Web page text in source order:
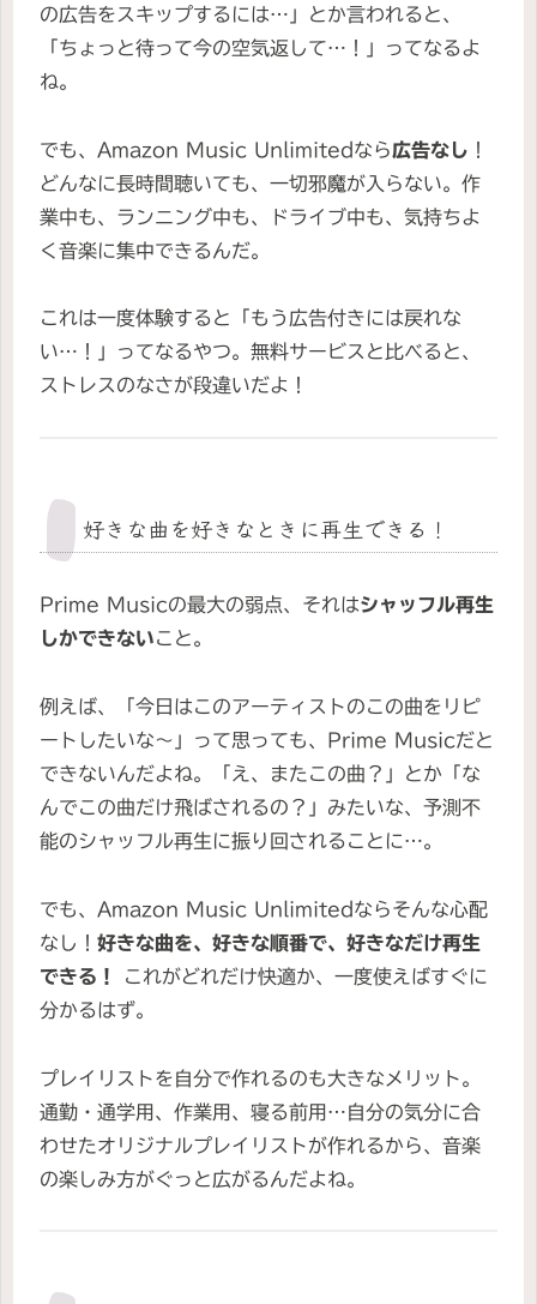
の広告をスキップするには…」とか言われると、
「ちょっと待って今の空気返して…！」ってなるよ
ね。
でも、Amazon Music Unlimitedなら広告なし ！
どんなに長時間聴いても、一切邪魔が入らない。作
業中も、ランニング中も、ドライブ中も、気持ちよ
く音楽に集中できるんだ。
これは一度体験すると「もう広告付きには戻れな
い…！」ってなるやつ。無料サービスと比べると、
ストレスのなさが段違いだよ！
好きな曲を好きなときに再生できる！
Prime Musicの最大の弱点、それはシャッフル再生
しかできないこと。
例えば、「今日はこのアーティストのこの曲をリピ
ートしたいな～」って思っても、Prime Musicだと
できないんだよね。「え、またこの曲？」とか「な
んでこの曲だけ飛ばされるの？」みたいな、予測不
能のシャッフル再生に振り回されることに…。
でも、Amazon Music Unlimitedならそんな心配
なし！ 好きな曲を、好きな順番で、好きなだけ再生
できる！
これがどれだけ快適か、一度使えばすぐに
分かるはず。
プレイリストを自分で作れるのも大きなメリット。
通勤・通学用、作業用、寝る前用…自分の気分に合
わせたオリジナルプレイリストが作れるから、音楽
の楽しみ方がぐっと広がるんだよね。